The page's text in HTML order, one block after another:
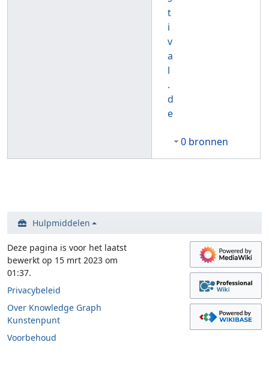
t
i
v
a
l
.
d
e
0 bronnen
Hulpmiddelen
Deze pagina is voor het laatst
bewerkt op 15 mrt 2023 om
01:37.
Privacybeleid
Over Knowledge Graph
Kunstenpunt
Voorbehoud